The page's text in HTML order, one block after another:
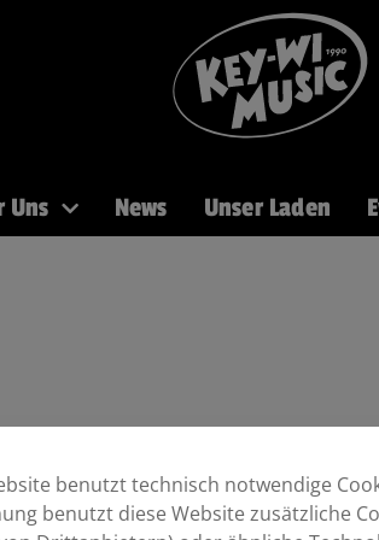
Uns News Unser Laden
benutzt technisch notwendige
benutzt diese Website zusätzliche